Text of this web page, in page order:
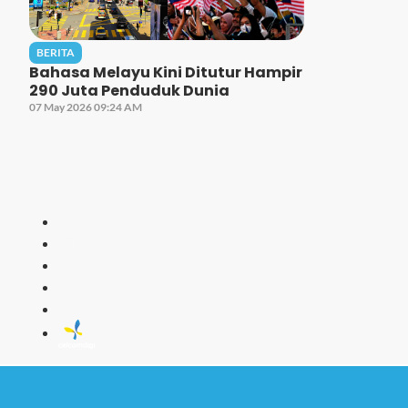
BERITA
Bahasa Melayu Kini Ditutur Hampir
290 Juta Penduduk Dunia
07 May 2026 09:24 AM